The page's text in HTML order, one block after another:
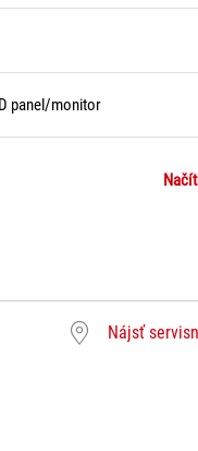
panel/monitor
Nájsť